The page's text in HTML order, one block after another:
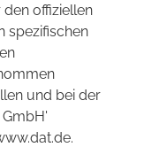
offiziellen
spezifischen
und bei der